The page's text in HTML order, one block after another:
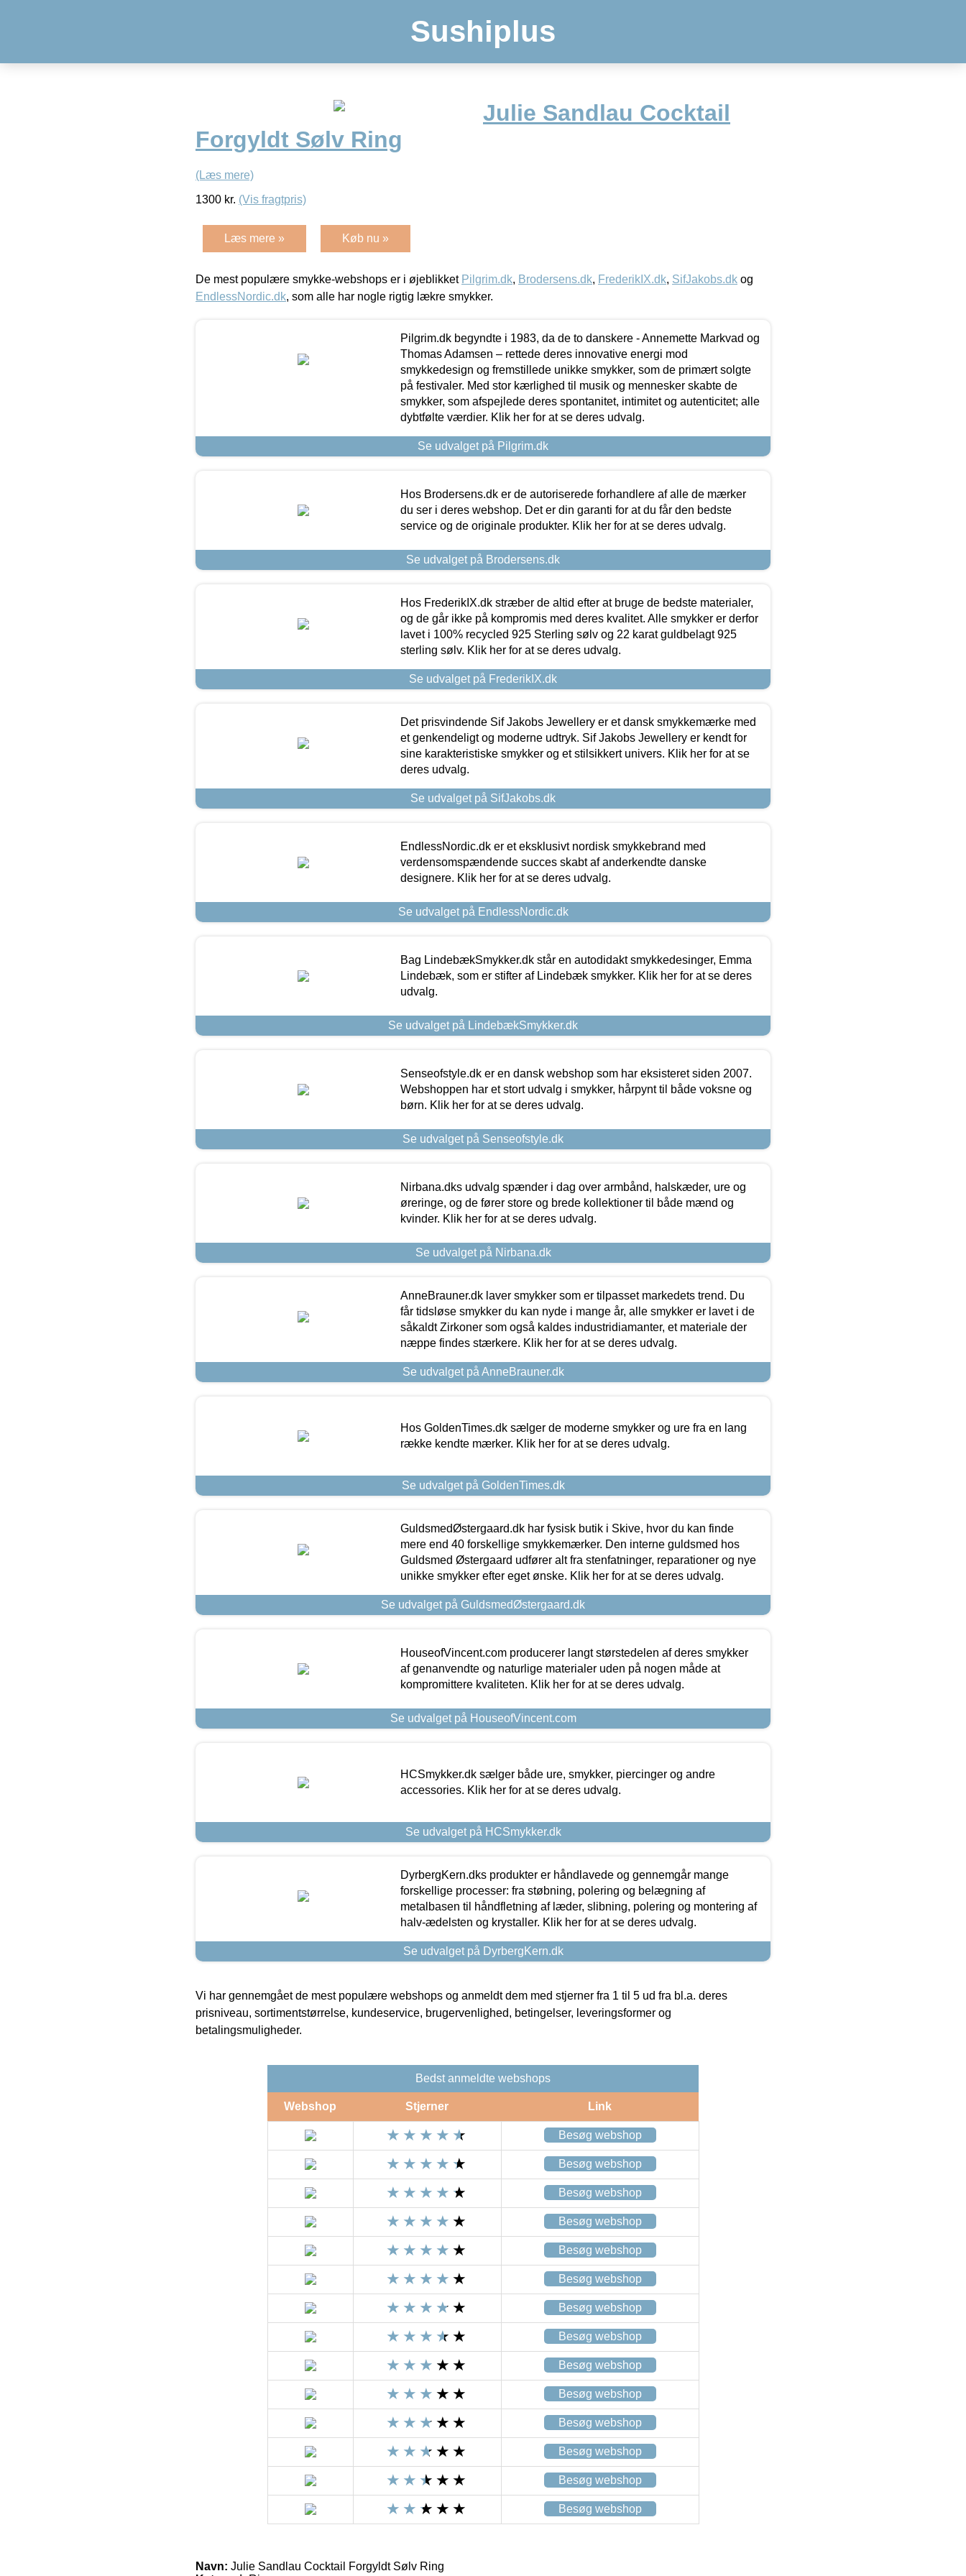
Sushiplus
Julie Sandlau Cocktail
Forgyldt Sølv Ring
(Læs mere)
1300 kr. (Vis fragtpris)
Læs mere » Køb nu »
De mest populære smykke-webshops er i øjeblikket Pilgrim.dk, Brodersens.dk, FrederikIX.dk, SifJakobs.dk og
EndlessNordic.dk, som alle har nogle rigtig lækre smykker.
Pilgrim.dk begyndte i 1983, da de to danskere - Annemette Markvad og
Thomas Adamsen – rettede deres innovative energi mod
smykkedesign og fremstillede unikke smykker, som de primært solgte
på festivaler. Med stor kærlighed til musik og mennesker skabte de
smykker, som afspejlede deres spontanitet, intimitet og autenticitet; alle
dybtfølte værdier. Klik her for at se deres udvalg.
Se udvalget på Pilgrim.dk
Hos Brodersens.dk er de autoriserede forhandlere af alle de mærker
du ser i deres webshop. Det er din garanti for at du får den bedste
service og de originale produkter. Klik her for at se deres udvalg.
Se udvalget på Brodersens.dk
Hos FrederikIX.dk stræber de altid efter at bruge de bedste materialer,
og de går ikke på kompromis med deres kvalitet. Alle smykker er derfor
lavet i 100% recycled 925 Sterling sølv og 22 karat guldbelagt 925
sterling sølv. Klik her for at se deres udvalg.
Se udvalget på FrederikIX.dk
Det prisvindende Sif Jakobs Jewellery er et dansk smykkemærke med
et genkendeligt og moderne udtryk. Sif Jakobs Jewellery er kendt for
sine karakteristiske smykker og et stilsikkert univers. Klik her for at se
deres udvalg.
Se udvalget på SifJakobs.dk
EndlessNordic.dk er et eksklusivt nordisk smykkebrand med
verdensomspændende succes skabt af anderkendte danske
designere. Klik her for at se deres udvalg.
Se udvalget på EndlessNordic.dk
Bag LindebækSmykker.dk står en autodidakt smykkedesinger, Emma
Lindebæk, som er stifter af Lindebæk smykker. Klik her for at se deres
udvalg.
Se udvalget på LindebækSmykker.dk
Senseofstyle.dk er en dansk webshop som har eksisteret siden 2007.
Webshoppen har et stort udvalg i smykker, hårpynt til både voksne og
børn. Klik her for at se deres udvalg.
Se udvalget på Senseofstyle.dk
Nirbana.dks udvalg spænder i dag over armbånd, halskæder, ure og
øreringe, og de fører store og brede kollektioner til både mænd og
kvinder. Klik her for at se deres udvalg.
Se udvalget på Nirbana.dk
AnneBrauner.dk laver smykker som er tilpasset markedets trend. Du
får tidsløse smykker du kan nyde i mange år, alle smykker er lavet i de
såkaldt Zirkoner som også kaldes industridiamanter, et materiale der
næppe findes stærkere. Klik her for at se deres udvalg.
Se udvalget på AnneBrauner.dk
Hos GoldenTimes.dk sælger de moderne smykker og ure fra en lang
række kendte mærker. Klik her for at se deres udvalg.
Se udvalget på GoldenTimes.dk
GuldsmedØstergaard.dk har fysisk butik i Skive, hvor du kan finde
mere end 40 forskellige smykkemærker. Den interne guldsmed hos
Guldsmed Østergaard udfører alt fra stenfatninger, reparationer og nye
unikke smykker efter eget ønske. Klik her for at se deres udvalg.
Se udvalget på GuldsmedØstergaard.dk
HouseofVincent.com producerer langt størstedelen af deres smykker
af genanvendte og naturlige materialer uden på nogen måde at
kompromittere kvaliteten. Klik her for at se deres udvalg.
Se udvalget på HouseofVincent.com
HCSmykker.dk sælger både ure, smykker, piercinger og andre
accessories. Klik her for at se deres udvalg.
Se udvalget på HCSmykker.dk
DyrbergKern.dks produkter er håndlavede og gennemgår mange
forskellige processer: fra støbning, polering og belægning af
metalbasen til håndfletning af læder, slibning, polering og montering af
halv-ædelsten og krystaller. Klik her for at se deres udvalg.
Se udvalget på DyrbergKern.dk
Vi har gennemgået de mest populære webshops og anmeldt dem med stjerner fra 1 til 5 ud fra bl.a. deres
prisniveau, sortimentstørrelse, kundeservice, brugervenlighed, betingelser, leveringsformer og
betalingsmuligheder.
Bedst anmeldte webshops
Webshop Stjerner Link
Besøg webshop
Besøg webshop
Besøg webshop
Besøg webshop
Besøg webshop
Besøg webshop
Besøg webshop
Besøg webshop
Besøg webshop
Besøg webshop
Besøg webshop
Besøg webshop
Besøg webshop
Besøg webshop
Navn: Julie Sandlau Cocktail Forgyldt Sølv Ring